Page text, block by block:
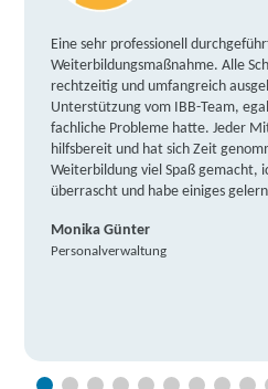
Eine sehr professionell
Weiterbildungsmaßnahme. Alle
rechtzeitig und umfangreich
Unterstützung vom IBB-Team,
fachliche Probleme hatte. Jeder
hilfsbereit und hat sich Zeit
Weiterbildung viel Spaß gemacht,
überrascht und habe einiges
Monika Günter
Personalverwaltung